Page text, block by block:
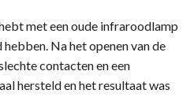
met een oude infraroodlamp
Na het openen van de
contacten en een
hersteld en het resultaat was